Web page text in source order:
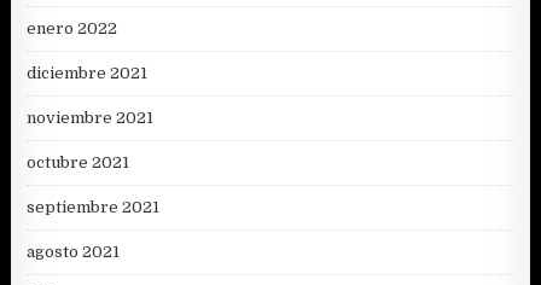
enero 2022
diciembre 2021
noviembre 2021
octubre 2021
septiembre 2021
agosto 2021